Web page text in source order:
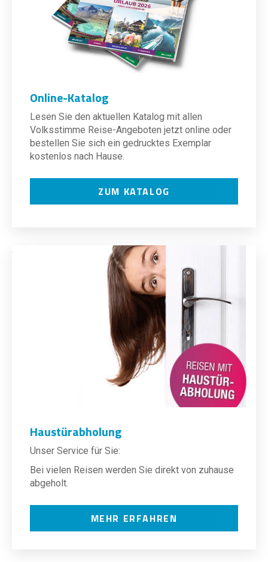
Online-Katalog
Lesen Sie den aktuellen Katalog mit allen
Volksstimme Reise-Angeboten jetzt online oder
bestellen Sie sich ein gedrucktes Exemplar
kostenlos nach Hause.
ZUM KATALOG
Haustürabholung
Unser Service für Sie:
Bei vielen Reisen werden Sie direkt von zuhause
abgeholt.
MEHR ERFAHREN